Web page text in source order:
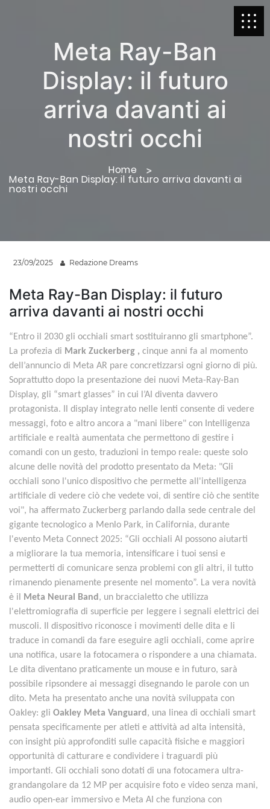
Meta Ray-Ban
Display: il futuro
arriva davanti ai
nostri occhi
Home
Meta Ray-Ban Display: il futuro arriva davanti ai
nostri occhi
23/09/2025 Redazione Dreams
Meta Ray-Ban Display: il futuro
arriva davanti ai nostri occhi
“Entro il 2030 gli occhiali smart sostituiranno gli smartphone”.
La profezia di Mark Zuckerberg , cinque anni fa al momento
dell’annuncio di Meta AR pare concretizzarsi ogni giorno di più.
Soprattutto dopo la presentazione dei nuovi Meta-Ray-Ban
Display, gli “smart glasses” in cui l’AI diventa davvero
protagonista. Il display integrato nelle lenti consente di vedere
messaggi, foto e altro ancora a "mani libere" con Intelligenza
artificiale e realtà aumentata che permettono di gestire i
comandi con un gesto, traduzioni in tempo reale: queste solo
alcune delle novità del prodotto presentato da Meta: "Gli
occhiali sono l'unico dispositivo che permette all'intelligenza
artificiale di vedere ciò che vedete voi, di sentire ciò che sentite
voi", ha affermato Zuckerberg parlando dalla sede centrale del
gigante tecnologico a Menlo Park, in California, durante
l'evento Meta Connect 2025: “Gli occhiali AI possono aiutarti
a migliorare la tua memoria, intensificare i tuoi sensi e
permetterti di comunicare senza problemi con gli altri, il tutto
rimanendo pienamente presente nel momento”. La vera novità
è il
Meta Neural Band , un braccialetto che utilizza
l'elettromiografia di superficie per leggere i segnali elettrici dei
muscoli. Il dispositivo riconosce i movimenti delle dita e li
traduce in comandi da fare eseguire agli occhiali, come aprire
una notifica, usare la fotocamera o rispondere a una chiamata.
Le dita diventano praticamente un mouse e in futuro, sarà
possibile ripsondere ai messaggi disegnando le parole con un
dito. Meta ha presentato anche una novità sviluppata con
Oakley: gli Oakley Meta Vanguard , una linea di occhiali smart
pensata specificamente per atleti e attività ad alta intensità,
con insight più approfonditi sulle capacità fisiche e maggiori
opportunità di catturare e condividere i traguardi più
importanti. Gli occhiali sono dotati di una fotocamera ultra-
grandangolare da 12 MP per acquisire foto e video senza mani,
audio open-ear immersivo e Meta AI che funziona con